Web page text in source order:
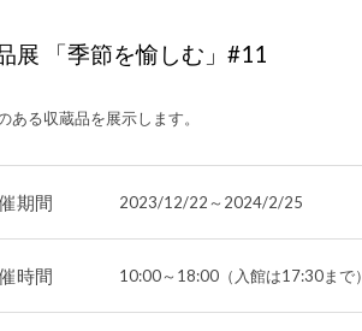
展 「季節を愉しむ」#11
ある収蔵品を展示します。
期間 2023/12/22～ 2024/2/25
時間 10:00～18:00（入館は17:30まで）